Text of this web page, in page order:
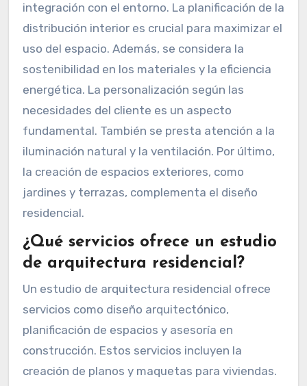
integración con el entorno. La planificación de la
distribución interior es crucial para maximizar el
uso del espacio. Además, se considera la
sostenibilidad en los materiales y la eficiencia
energética. La personalización según las
necesidades del cliente es un aspecto
fundamental. También se presta atención a la
iluminación natural y la ventilación. Por último,
la creación de espacios exteriores, como
jardines y terrazas, complementa el diseño
residencial.
¿Qué servicios ofrece un estudio
de arquitectura residencial?
Un estudio de arquitectura residencial ofrece
servicios como diseño arquitectónico,
planificación de espacios y asesoría en
construcción. Estos servicios incluyen la
creación de planos y maquetas para viviendas.